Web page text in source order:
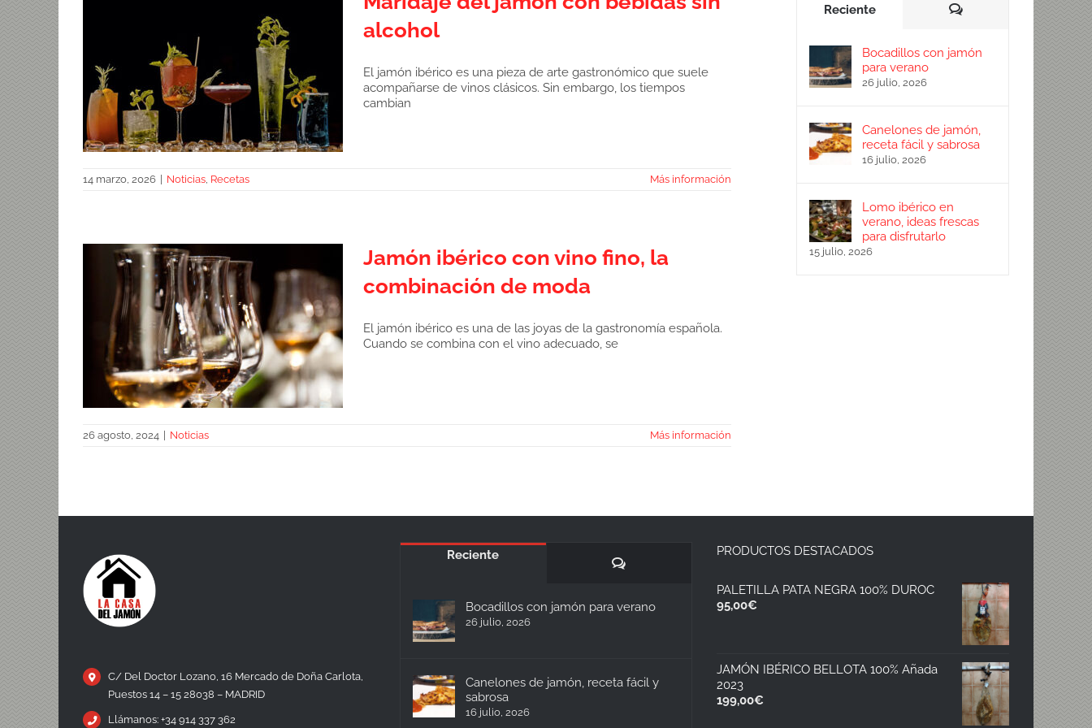
Maridaje del jamón con bebidas sin
alcohol
alcohol
El jamón ibérico es una pieza de arte gastronómico que suele
acompañarse de vinos clásicos. Sin embargo, los tiempos
cambian
14 marzo, 2026 Noticias, Recetas Más información
Jamón ibérico con vino fino, la
combinación de moda
El jamón ibérico es una de las joyas de la gastronomía española.
Cuando se combina con el vino adecuado, se
26 agosto, 2024 Noticias Más información
Reciente Comentarios
Bocadillos con jamón
para verano
26 julio, 2026
Canelones de jamón,
receta fácil y sabrosa
16 julio, 2026
Lomo ibérico en
verano, ideas frescas
para disfrutarlo
15 julio, 2026
C/ Del Doctor Lozano, 16 Mercado de Doña Carlota,
Puestos 14 – 15 28038 – MADRID
Llámanos: +34 914 337 362
Reciente
Comentarios
Bocadillos con jamón para verano
26 julio, 2026
Canelones de jamón, receta fácil y
sabrosa
16 julio, 2026
PRODUCTOS DESTACADOS
PALETILLA PATA NEGRA 100% DUROC
95,00€
JAMÓN IBÉRICO BELLOTA 100% Añada
2023
199,00€